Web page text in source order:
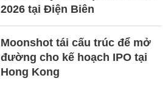
2026 tại Điện Biên
Moonshot tái cấu trúc để mở
đường cho kế hoạch IPO tại
Hong Kong